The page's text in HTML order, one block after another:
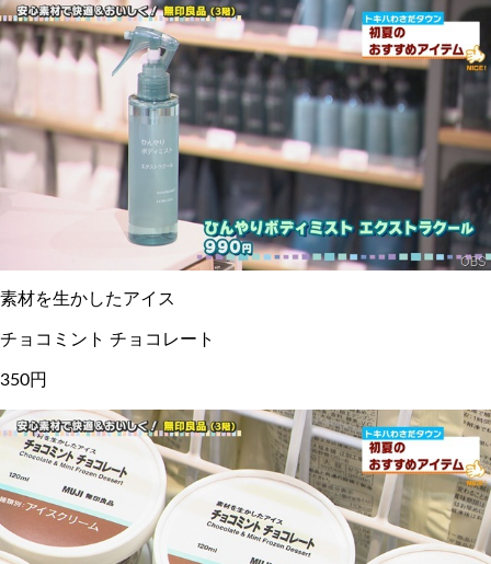
素材を生かしたアイス
チョコミント チョコレート
350円